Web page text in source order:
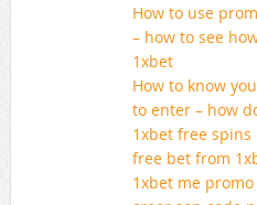
How to use
– how to see
1xbet
How to know
to enter – how
1xbet free
free bet from
1xbet me